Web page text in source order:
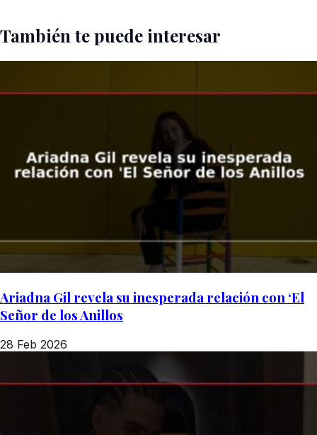
También te puede interesar
Ariadna Gil revela su inesperada relación con ‘El
Señor de los Anillos
28 Feb 2026